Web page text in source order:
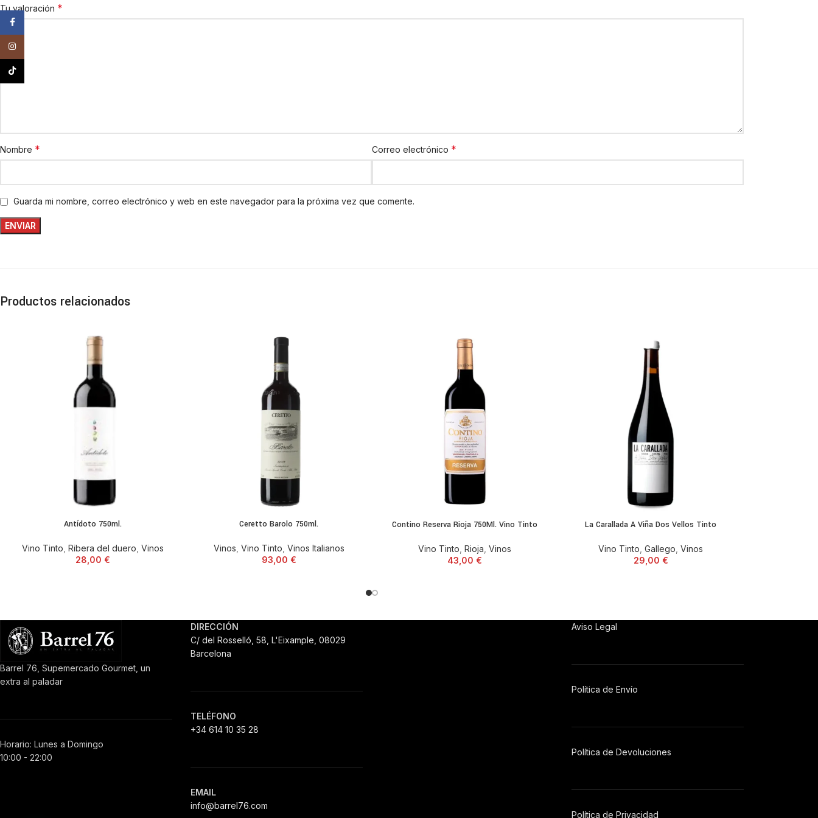
Tu valoración *
Nombre * Correo electrónico *
Guarda mi nombre, correo electrónico y web en este navegador para la próxima vez que comente.
Productos relacionados
Antídoto 750ml.
Vino Tinto ,Ribera del duero ,Vinos
28,00 €
Ceretto Barolo 750ml.
Vinos Vino Tinto Vinos Italianos
93,00 €
Contino Reserva Rioja 750Ml. Vino Tinto
Vino Tinto ,Rioja ,Vinos
43,00 €
La Carallada A Viña Dos Vellos Tinto
Vino Tinto ,Gallego ,Vinos
29,00 €
Barrel 76, Supemercado Gourmet, un
extra al paladar
Horario: Lunes a Domingo
10:00 - 22:00
DIRECCIÓN
C/ del Rosselló, 58, L'Eixample, 08029
Barcelona
TELÉFONO
+34 614 10 35 28
EMAIL
info@barrel76.com
Aviso Legal
Política de Envío
Política de Devoluciones
Política de Privacidad
Facebook